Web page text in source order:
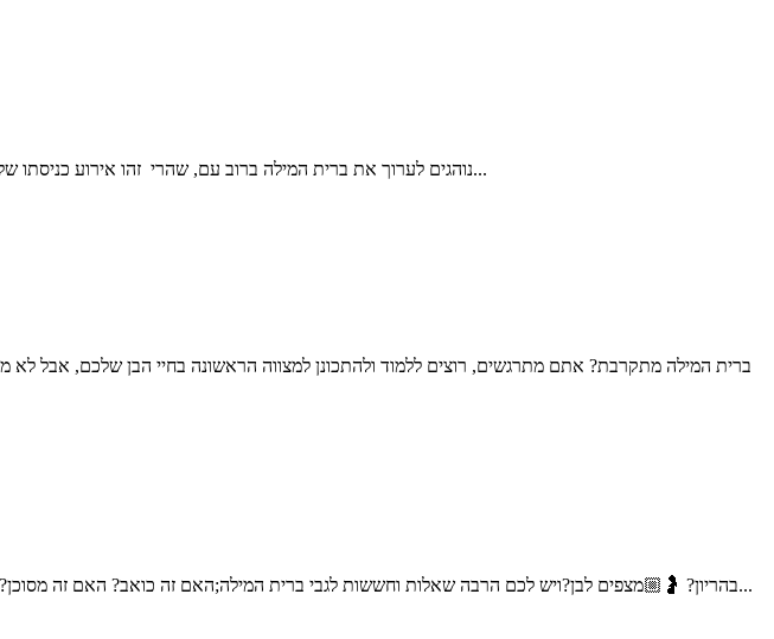
נוהגים לערוך את ברית המילה ברוב עם, שהרי זהו אירוע כניסתו של הבן לעם ישראל, וה'עם' כולו שמח על ההצטרפות. אם אין הדבר אפשרי יש להשתדל שישתתפו לפחות מניין, כלומר...
ברית המילה מתקרבת? אתם מתרגשים, רוצים ללמוד ולהתכונן למצווה הראשונה בחיי הבן שלכם, אבל
בהריון? 🤰🏼מצפים לבן?ויש לכם הרבה שאלות וחששות לגבי ברית המילה;האם זה כואב? האם זה מסוכן? איך בוחרים מוהל? על מה צריך להקפיד? שלום אני דוד דדון, מוהל מוסמך, ומוהל במשרד הבטחון...